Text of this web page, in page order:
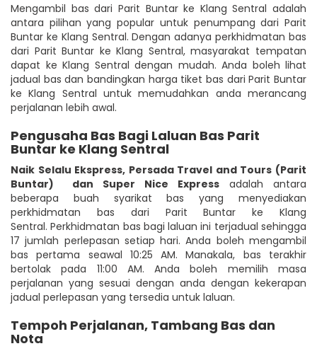
Mengambil bas dari Parit Buntar ke Klang Sentral adalah
antara pilihan yang popular untuk penumpang dari Parit
Buntar ke Klang Sentral. Dengan adanya perkhidmatan bas
dari Parit Buntar ke Klang Sentral, masyarakat tempatan
dapat ke Klang Sentral dengan mudah. Anda boleh lihat
jadual bas dan bandingkan harga tiket bas dari Parit Buntar
ke Klang Sentral untuk memudahkan anda merancang
perjalanan lebih awal.
Pengusaha Bas Bagi Laluan Bas Parit
Buntar ke Klang Sentral
Naik Selalu Ekspress, Persada Travel and Tours (Parit
Buntar)
dan Super Nice Express adalah antara
beberapa buah syarikat bas yang menyediakan
perkhidmatan bas dari Parit Buntar ke Klang
Sentral. Perkhidmatan bas bagi laluan ini terjadual sehingga
17 jumlah perlepasan setiap hari. Anda boleh mengambil
bas pertama seawal 10:25 AM. Manakala, bas terakhir
bertolak pada 11:00 AM. Anda boleh memilih masa
perjalanan yang sesuai dengan anda dengan kekerapan
jadual perlepasan yang tersedia untuk laluan.
Tempoh Perjalanan, Tambang Bas dan
Nota